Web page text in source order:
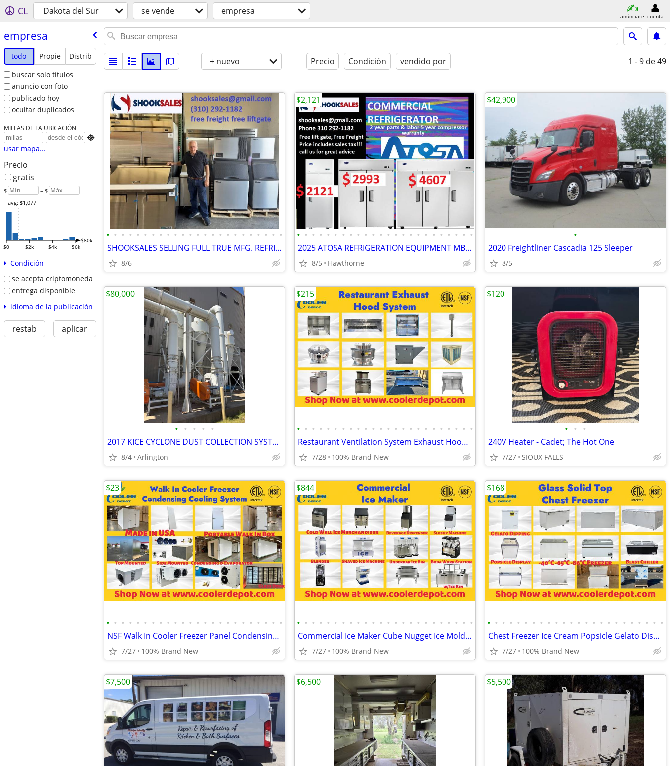
CL Dakota del Sur se vende empresa anúnciate cuenta
empresa
todo Propie
Distrib
buscar solo títulos
anuncio con foto
publicado hoy
ocultar duplicados
MILLAS DE LA UBICACIÓN

usar mapa...
Precio
gratis
$ – $
$0 $2k $4k $6k
$80k
avg: $1,077
Condición
se acepta criptomoneda
entrega disponible
idioma de la publicación
restab aplicar
+ nuevo Precio Condición vendido por 1 - 9 de 49
• • • • • • • • • • • • • • • • • • • • • • • •
SHOOKSALES SELLING FULL TRUE MFG. REFRIGERATION PRODUCT LINE
8/6
• • • • • • • • • • • • • • • • • • • • • • • •
2025 ATOSA REFRIGERATION EQUIPMENT MBF8004GR
8/5 Hawthorne
$2,121
•
2020 Freightliner Cascadia 125 Sleeper
8/5
$42,900
• • • • •
2017 KICE CYCLONE DUST COLLECTION SYSTEM
8/4 Arlington
$80,000
• • • • • • • • • • • • • • • • • • • • • • • •
Restaurant Ventilation System Exhaust Hood Fan Makeup Air fan
7/28 100% Brand New
$215
• • •
240V Heater - Cadet; The Hot One
7/27 SIOUX FALLS
$120
• • • • • • • • • • • • • • • • • • • • • • • •
NSF Walk In Cooler Freezer Panel Condensing Evaporator Cooling System
7/27 100% Brand New
$23
• • • • • • • • • • • • • • • • • • • • • • • •
Commercial Ice Maker Cube Nugget Ice Mold Air Cooled
7/27 100% Brand New
$844
• • • • • • • • • • • • • • • • • • • • • • • •
Chest Freezer Ice Cream Popsicle Gelato Display Cabinet
7/27 100% Brand New
$168
$7,500 $6,500 $5,500